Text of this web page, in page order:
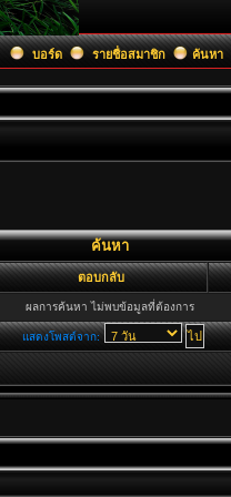
บอร์ด รายชื่อสมาชิก ค้นหา
ค้นหา
ตอบกลับ
ผลการค้นหา ไม่พบข้อมูลที่ต้องการ
แสดงโพสต์จาก: